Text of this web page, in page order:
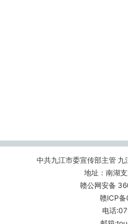
中共九江市委宣传部主管
地址：南湖
赣公网安备
赣ICP
电话